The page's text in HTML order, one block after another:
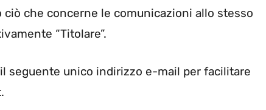
che concerne le comunicazioni allo stesso
“Titolare”.
seguente unico indirizzo e-mail per facilitare